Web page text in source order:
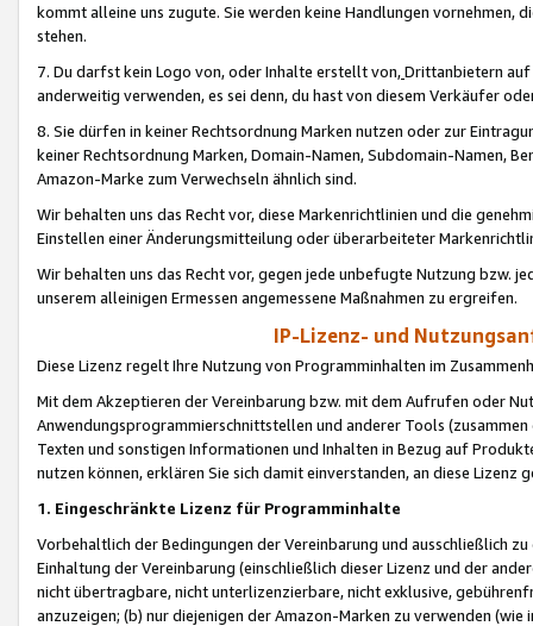
kommt alleine uns zugute. Sie werden keine Handlungen vornehmen,
stehen.
7. Du darfst kein Logo von, oder Inhalte erstellt von,Drittanbietern auf
anderweitig verwenden, es sei denn, du hast von diesem Verkäufer
8. Sie dürfen in keiner Rechtsordnung Marken nutzen oder zur
keiner Rechtsordnung Marken, Domain-Namen, Subdomain-Namen,
Amazon-Marke zum Verwechseln ähnlich sind.
Wir behalten uns das Recht vor, diese Markenrichtlinien und die
Einstellen einer Änderungsmitteilung oder überarbeiteter
Wir behalten uns das Recht vor, gegen jede unbefugte Nutzung bzw.
unserem alleinigen Ermessen angemessene Maßnahmen zu ergreifen.
IP-Lizenz- und
Diese Lizenz regelt Ihre Nutzung von Programminhalten im
Mit dem Akzeptieren der Vereinbarung bzw. mit dem Aufrufen oder
Anwendungsprogrammierschnittstellen und anderer Tools (zusammen
Texten und sonstigen Informationen und Inhalten in Bezug auf
nutzen können, erklären Sie sich damit einverstanden, an diese Lizenz
1. Eingeschränkte Lizenz für Programminhalte
Vorbehaltlich der Bedingungen der Vereinbarung und ausschließlich
Einhaltung der Vereinbarung (einschließlich dieser Lizenz und der
nicht übertragbare, nicht unterlizenzierbare, nicht exklusive,
anzuzeigen; (b) nur diejenigen der Amazon-Marken zu verwenden